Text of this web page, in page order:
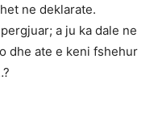
ne deklarate.
a ju ka dale ne
dhe ate e keni fshehur